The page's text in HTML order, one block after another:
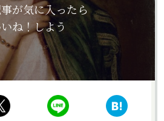
が気に入ったら
ね！しよう